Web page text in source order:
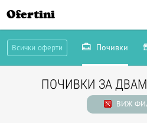
Ofertini
Всички оферти Почивки
ПОЧИВКИ ЗА
ВИЖ